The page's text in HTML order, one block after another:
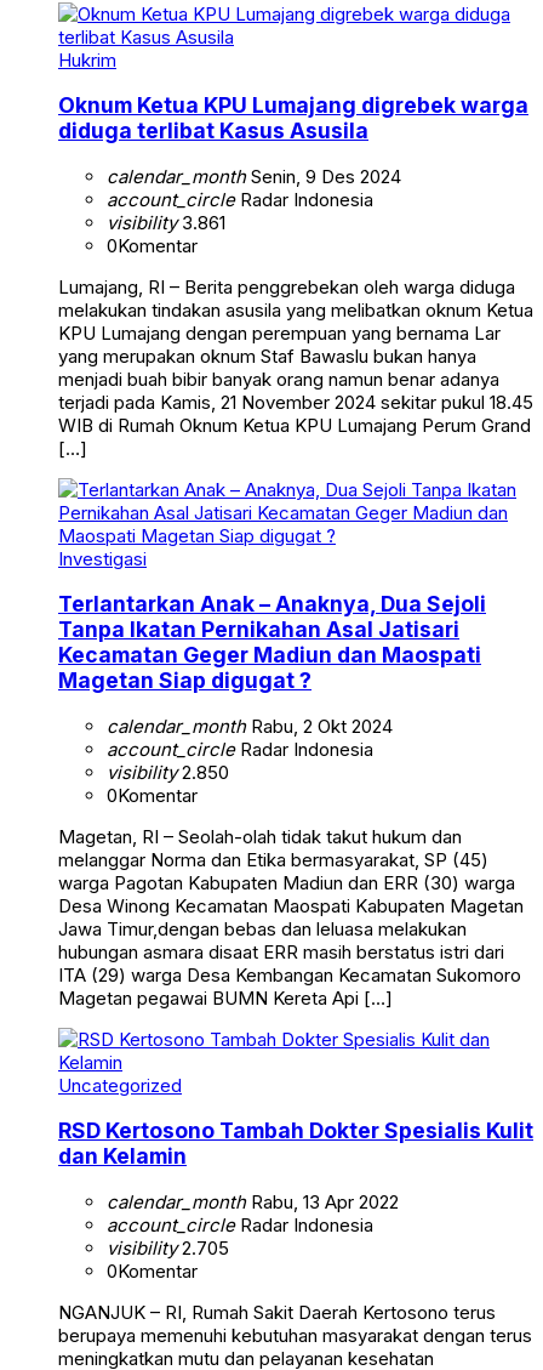
Hukrim
Oknum Ketua KPU Lumajang digrebek warga
diduga terlibat Kasus Asusila
calendar_monthSenin, 9 Des 2024
account_circleRadar Indonesia
visibility3.861
0Komentar
Lumajang, RI – Berita penggrebekan oleh warga diduga
melakukan tindakan asusila yang melibatkan oknum Ketua
KPU Lumajang dengan perempuan yang bernama Lar
yang merupakan oknum Staf Bawaslu bukan hanya
menjadi buah bibir banyak orang namun benar adanya
terjadi pada Kamis, 21 November 2024 sekitar pukul 18.45
WIB di Rumah Oknum Ketua KPU Lumajang Perum Grand
[…]
Investigasi
Terlantarkan Anak – Anaknya, Dua Sejoli
Tanpa Ikatan Pernikahan Asal Jatisari
Kecamatan Geger Madiun dan Maospati
Magetan Siap digugat ?
calendar_monthRabu, 2 Okt 2024
account_circleRadar Indonesia
visibility2.850
0Komentar
Magetan, RI – Seolah-olah tidak takut hukum dan
melanggar Norma dan Etika bermasyarakat, SP (45)
warga Pagotan Kabupaten Madiun dan ERR (30) warga
Desa Winong Kecamatan Maospati Kabupaten Magetan
Jawa Timur,dengan bebas dan leluasa melakukan
hubungan asmara disaat ERR masih berstatus istri dari
ITA (29) warga Desa Kembangan Kecamatan Sukomoro
Magetan pegawai BUMN Kereta Api […]
Uncategorized
RSD Kertosono Tambah Dokter Spesialis Kulit
dan Kelamin
calendar_monthRabu, 13 Apr 2022
account_circleRadar Indonesia
visibility2.705
0Komentar
NGANJUK – RI, Rumah Sakit Daerah Kertosono terus
berupaya memenuhi kebutuhan masyarakat dengan terus
meningkatkan mutu dan pelayanan kesehatan